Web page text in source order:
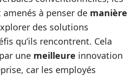
à penser de manière
des solutions
qu’ils rencontrent. Cela
une meilleure innovation
car les employés